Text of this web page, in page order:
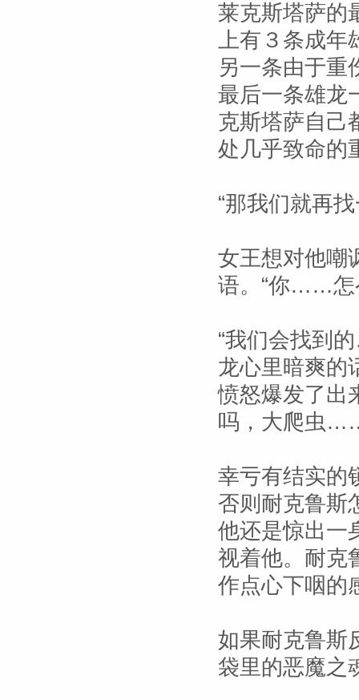
莱克斯塔萨的
上有３条成年
另一条由于重
最后一条雄龙
克斯塔萨自己
处几乎致命的
“那我们就再
女王想对他嘲
语。“你……怎
“我们会找到
龙心里暗爽的
愤怒爆发了出
吗，大爬虫
幸亏有结实的
否则耐克鲁斯
他还是惊出一
视着他。耐克
作点心下咽的
如果耐克鲁斯
袋里的恶魔之